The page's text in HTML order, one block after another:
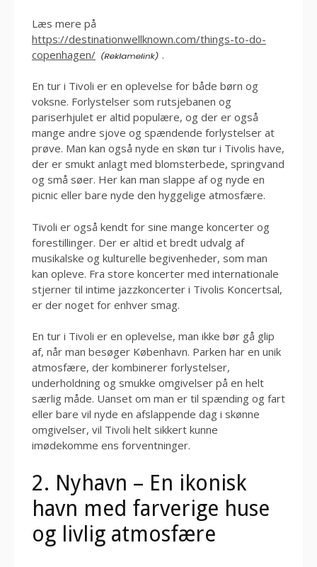
Læs mere på
https://destinationwellknown.com/things-to-do-
copenhagen/
.
En tur i Tivoli er en oplevelse for både børn og
voksne. Forlystelser som rutsjebanen og
pariserhjulet er altid populære, og der er også
mange andre sjove og spændende forlystelser at
prøve. Man kan også nyde en skøn tur i Tivolis have,
der er smukt anlagt med blomsterbede, springvand
og små søer. Her kan man slappe af og nyde en
picnic eller bare nyde den hyggelige atmosfære.
Tivoli er også kendt for sine mange koncerter og
forestillinger. Der er altid et bredt udvalg af
musikalske og kulturelle begivenheder, som man
kan opleve. Fra store koncerter med internationale
stjerner til intime jazzkoncerter i Tivolis Koncertsal,
er der noget for enhver smag.
En tur i Tivoli er en oplevelse, man ikke bør gå glip
af, når man besøger København. Parken har en unik
atmosfære, der kombinerer forlystelser,
underholdning og smukke omgivelser på en helt
særlig måde. Uanset om man er til spænding og fart
eller bare vil nyde en afslappende dag i skønne
omgivelser, vil Tivoli helt sikkert kunne
imødekomme ens forventninger.
2. Nyhavn – En ikonisk
havn med farverige huse
og livlig atmosfære